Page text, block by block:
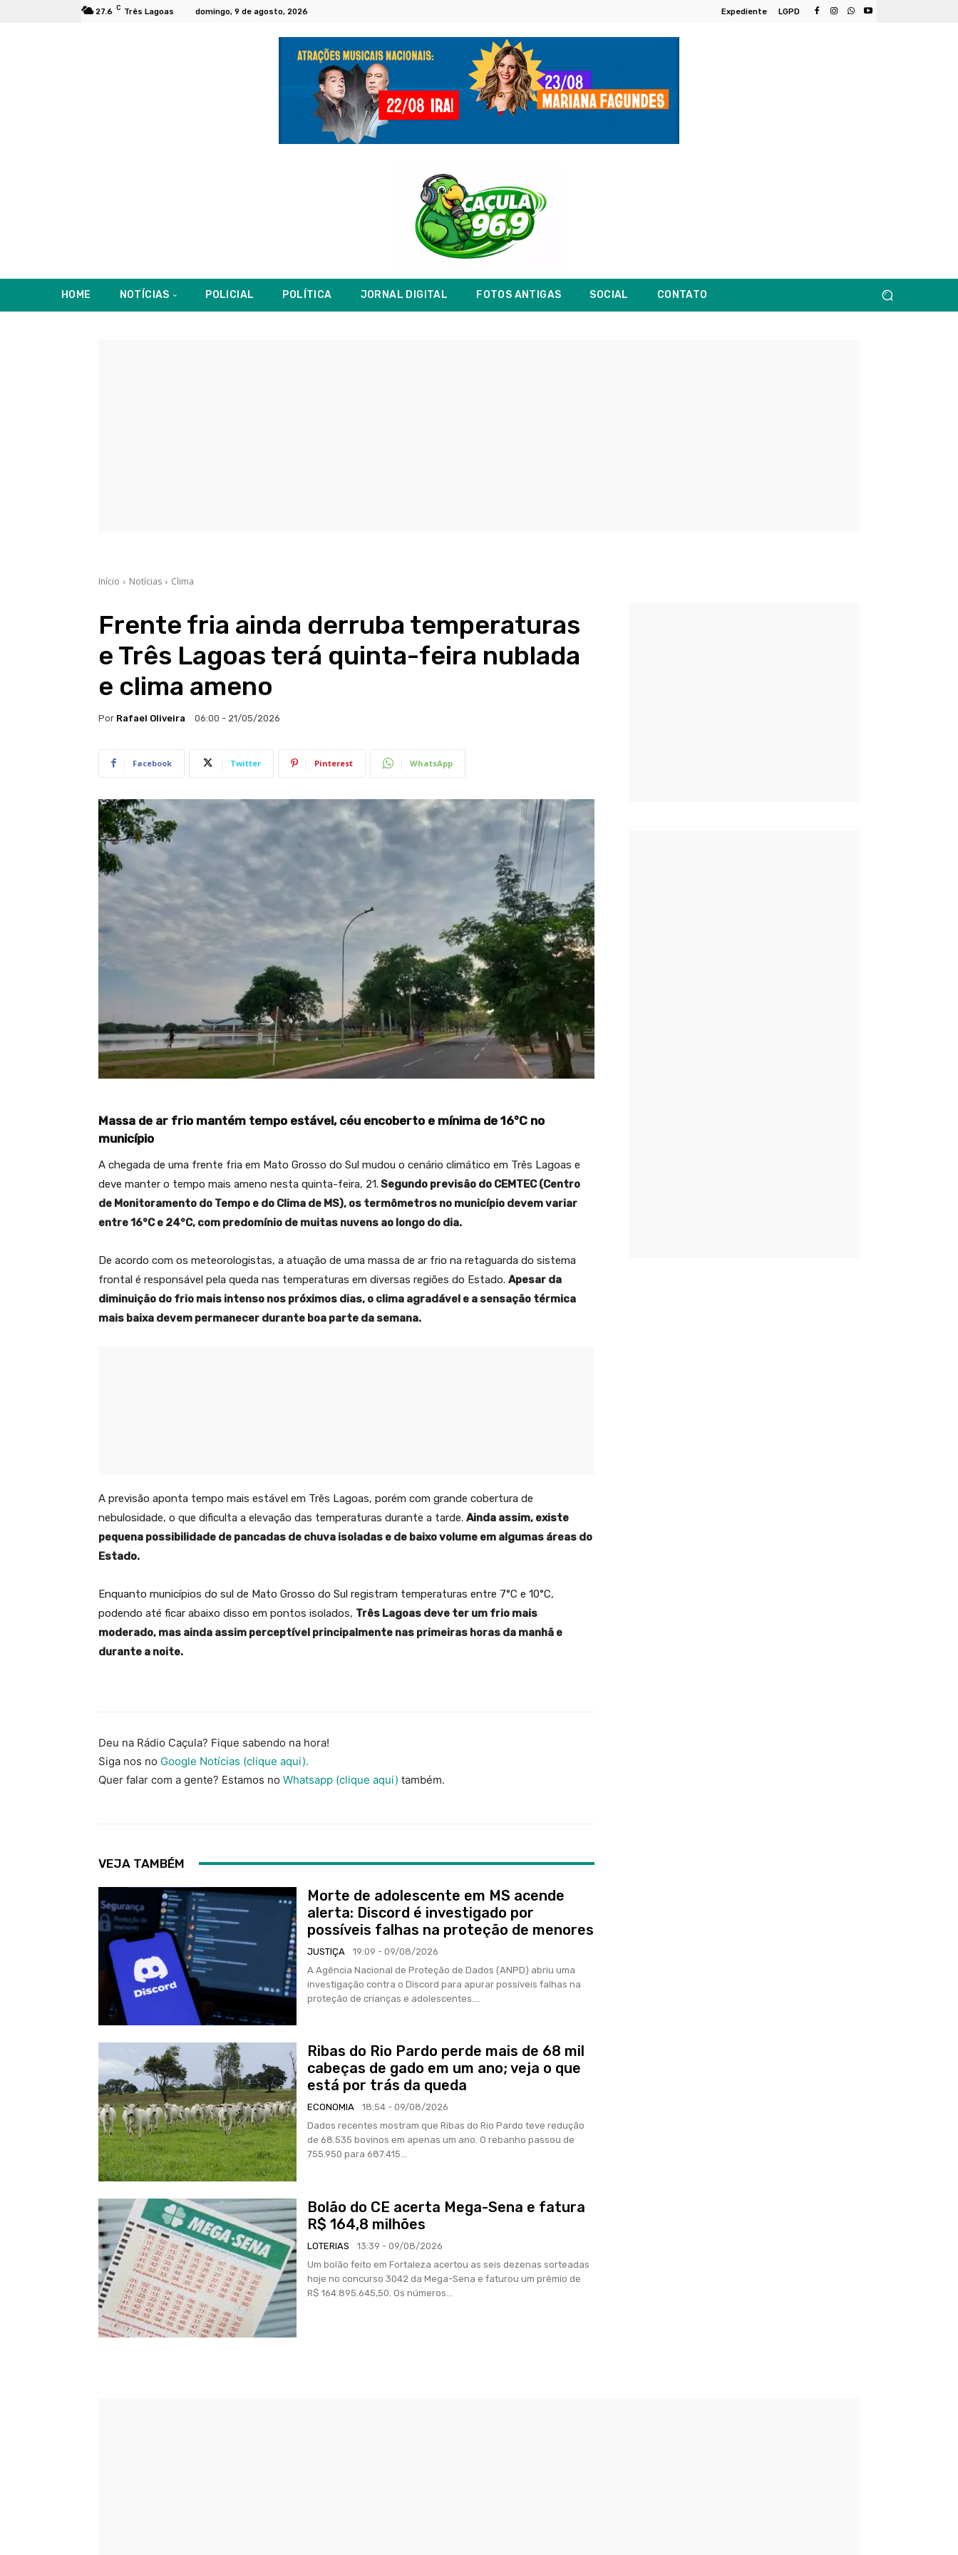
27.6 C Três Lagoas domingo, 9 de agosto, 2026 Expediente LGPD
HOME NOTÍCIAS POLICIAL POLÍTICA JORNAL DIGITAL FOTOS ANTIGAS SOCIAL CONTATO
Início Notícias Clima
Frente fria ainda derruba temperaturas
e Três Lagoas terá quinta-feira nublada
e clima ameno
Por Rafael Oliveira 06:00 - 21/05/2026
Facebook Twitter Pinterest WhatsApp
Massa de ar frio mantém tempo estável, céu encoberto e mínima de 16°C no
município
A chegada de uma frente fria em Mato Grosso do Sul mudou o cenário climático em Três Lagoas e
deve manter o tempo mais ameno nesta quinta-feira, 21. Segundo previsão do CEMTEC (Centro
de Monitoramento do Tempo e do Clima de MS), os termômetros no município devem variar
entre 16°C e 24°C, com predomínio de muitas nuvens ao longo do dia.
De acordo com os meteorologistas, a atuação de uma massa de ar frio na retaguarda do sistema
frontal é responsável pela queda nas temperaturas em diversas regiões do Estado. Apesar da
diminuição do frio mais intenso nos próximos dias, o clima agradável e a sensação térmica
mais baixa devem permanecer durante boa parte da semana.
A previsão aponta tempo mais estável em Três Lagoas, porém com grande cobertura de
nebulosidade, o que dificulta a elevação das temperaturas durante a tarde. Ainda assim, existe
pequena possibilidade de pancadas de chuva isoladas e de baixo volume em algumas áreas do
Estado.
Enquanto municípios do sul de Mato Grosso do Sul registram temperaturas entre 7°C e 10°C,
podendo até ficar abaixo disso em pontos isolados, Três Lagoas deve ter um frio mais
moderado, mas ainda assim perceptível principalmente nas primeiras horas da manhã e
durante a noite.
Deu na Rádio Caçula? Fique sabendo na hora!
Siga nos no Google Notícias (clique aqui).
Quer falar com a gente? Estamos no Whatsapp (clique aqui) também.
VEJA TAMBÉM
Morte de adolescente em MS acende
alerta: Discord é investigado por
possíveis falhas na proteção de menores
JUSTIÇA
19:09 - 09/08/2026
A Agência Nacional de Proteção de Dados (ANPD) abriu uma
investigação contra o Discord para apurar possíveis falhas na
proteção de crianças e adolescentes....
Ribas do Rio Pardo perde mais de 68 mil
cabeças de gado em um ano; veja o que
está por trás da queda
ECONOMIA
18:54 - 09/08/2026
Dados recentes mostram que Ribas do Rio Pardo teve redução
de 68.535 bovinos em apenas um ano. O rebanho passou de
755.950 para 687.415...
Bolão do CE acerta Mega-Sena e fatura
R$ 164,8 milhões
LOTERIAS
13:39 - 09/08/2026
Um bolão feito em Fortaleza acertou as seis dezenas sorteadas
hoje no concurso 3042 da Mega-Sena e faturou um prêmio de
R$ 164.895.645,50. Os números...